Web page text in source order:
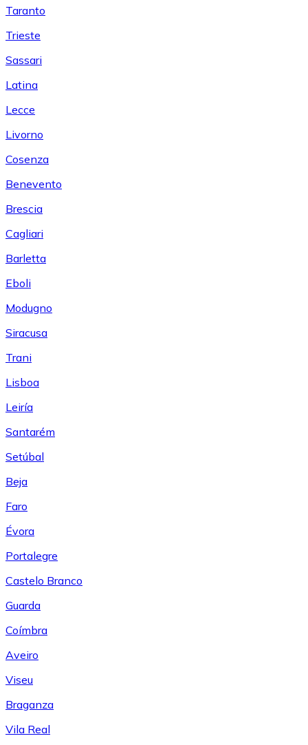
Taranto
Trieste
Sassari
Latina
Lecce
Livorno
Cosenza
Benevento
Brescia
Cagliari
Barletta
Eboli
Modugno
Siracusa
Trani
Lisboa
Leiría
Santarém
Setúbal
Beja
Faro
Évora
Portalegre
Castelo Branco
Guarda
Coímbra
Aveiro
Viseu
Braganza
Vila Real